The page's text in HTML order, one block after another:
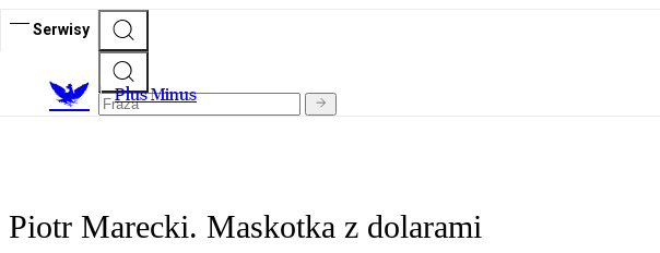
Serwisy
Plus Minus
Piotr Marecki. Maskotka z dolarami